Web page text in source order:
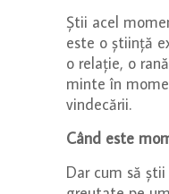
Știi acel
este o știință
o relație, o
minte în
vindecării.
Când este
Dar cum să